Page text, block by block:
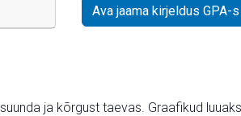
Ava jaama kirjeldus GPA-s
ja kõrgust taevas. Graafikud